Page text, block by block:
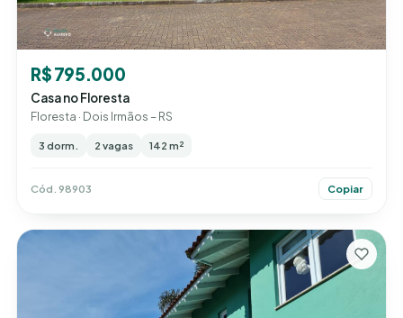
R$ 795.000
Casa no Floresta
Floresta · Dois Irmãos – RS
3 dorm. 2 vagas 142 m²
Cód. 98903 Copiar